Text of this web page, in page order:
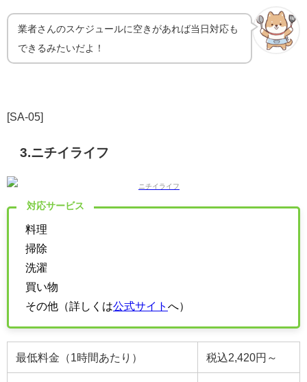
業者さんのスケジュールに空きがあれば当日対応も
できるみたいだよ！
[SA-05]
3.ニチイライフ
対応サービス
料理
掃除
洗濯
買い物
その他（詳しくは公式サイト へ）
最低料金（1時間あたり） 税込2,420円～